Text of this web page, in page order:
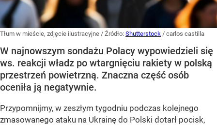
Tłum w mieście, zdjęcie ilustracyjne / Źródło: Shutterstock / carlos castilla
W najnowszym sondażu Polacy wypowiedzieli się
ws. reakcji władz po wtargnięciu rakiety w polską
przestrzeń powietrzną. Znaczna część osób
oceniła ją negatywnie.
Przypomnijmy, w zeszłym tygodniu podczas kolejnego
zmasowanego ataku na Ukrainę do Polski dotarł pocisk,